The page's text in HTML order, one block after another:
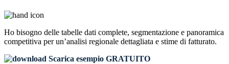
Ho bisogno delle tabelle dati complete, segmentazione e panoramica
competitiva per un’analisi regionale dettagliata e stime di fatturato.
Scarica esempio GRATUITO